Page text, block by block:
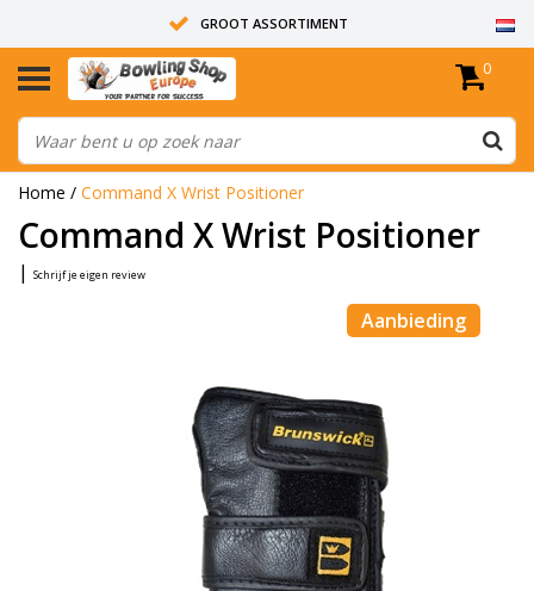
GROOT ASSORTIMENT
14 DAGEN RETOUR RECHT
ALLE BOWLINGBALLEN ZIJN ONGEBOORD
0
Home / Command X Wrist Positioner
Command X Wrist Positioner
| Schrijf je eigen review
Aanbieding